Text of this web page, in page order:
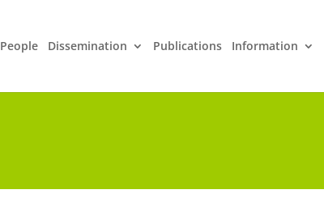
People Dissemination Publications Information